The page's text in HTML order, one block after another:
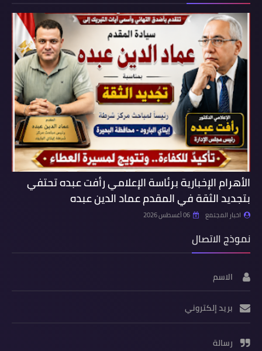
الأهرام الإخبارية برئاسة الإعلامي رأفت عبده تحتفي
بتجديد الثقة في المقدم عماد الدين عبده
اخبار المجتمع 06 أغسطس 2026
نموذج الاتصال
الاسم
بريد إلكتروني
رسالة